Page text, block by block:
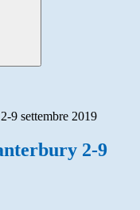
9 settembre 2019
2-9